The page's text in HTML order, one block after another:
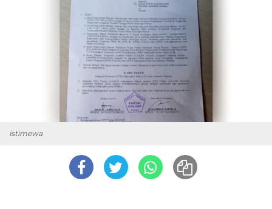
istimewa